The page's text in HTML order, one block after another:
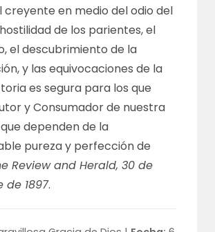
creyente en medio del odio del
de los parientes, el
el descubrimiento de la
y las equivocaciones de la
es segura para los que
y Consumador de nuestra
dependen de la
pureza y perfección de
Review and Herald, 30 de
de 1897.